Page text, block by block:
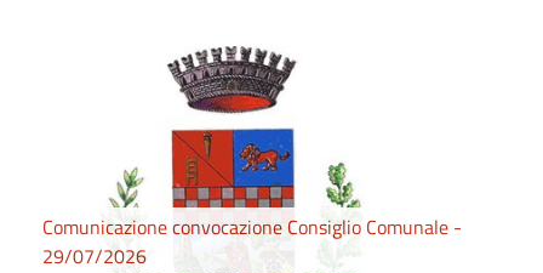
Comunicazione convocazione Consiglio Comunale -
29/07/2026